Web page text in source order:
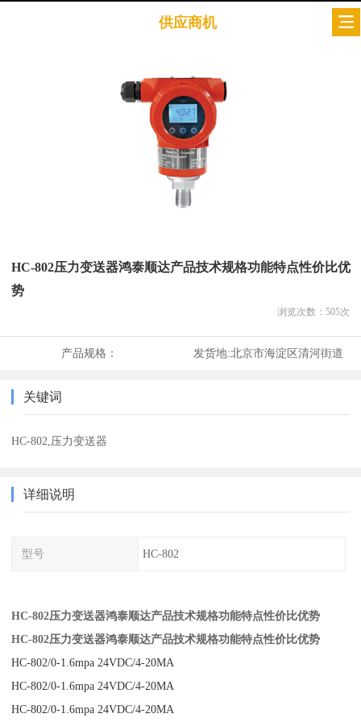
供应商机
HC-802压力变送器鸿泰顺达产品技术规格功能特点性价比优
势
浏览次数： 505次
产品规格： 发货地:北京市海淀区清河街道
关键词
HC-802,压力变送器
详细说明
型号 HC-802
HC-802压力变送器鸿泰顺达产品技术规格功能特点性价比优势
HC-802压力变送器鸿泰顺达产品技术规格功能特点性价比优势
HC-802/0-1.6mpa 24VDC/4-20MA
HC-802/0-1.6mpa 24VDC/4-20MA
HC-802/0-1.6mpa 24VDC/4-20MA